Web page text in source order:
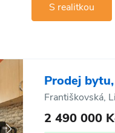
S realitkou
Prodej
Františkovská,
2 490 000